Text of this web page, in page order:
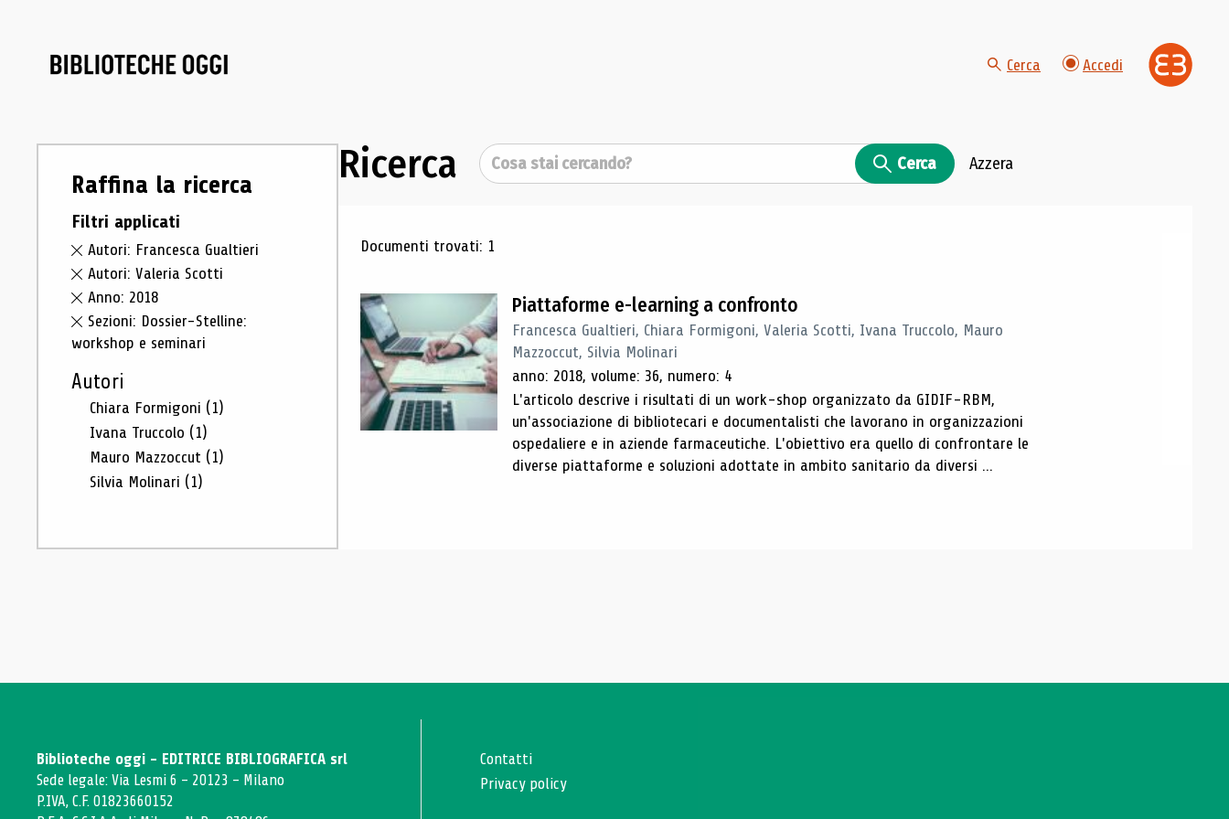
Cerca Accedi
Raffina la ricerca
Filtri applicati
Autori: Francesca Gualtieri
Autori: Valeria Scotti
Anno: 2018
Sezioni: Dossier-Stelline:
workshop e seminari
Autori
Chiara Formigoni (1)
Ivana Truccolo (1)
Mauro Mazzoccut (1)
Silvia Molinari (1)
Ricerca Cerca Cerca Azzera
Risultati di ricerca
Documenti trovati: 1
Piattaforme e-learning a confronto
Francesca Gualtieri, Chiara Formigoni, Valeria Scotti, Ivana Truccolo, Mauro
Mazzoccut, Silvia Molinari
anno: 2018, volume: 36, numero: 4
L'articolo descrive i risultati di un work-shop organizzato da GIDIF-RBM,
un'associazione di bibliotecari e documentalisti che lavorano in organizzazioni
ospedaliere e in aziende farmaceutiche. L'obiettivo era quello di confrontare le
diverse piattaforme e soluzioni adottate in ambito sanitario da diversi ...
Biblioteche oggi - EDITRICE BIBLIOGRAFICA srl
Sede legale: Via Lesmi 6 - 20123 - Milano
P.IVA, C.F. 01823660152
Contatti
Privacy policy